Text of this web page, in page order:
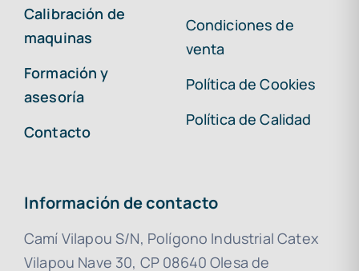
Calibración de
maquinas
Formación y
asesoría
Contacto
Condiciones de
venta
Política de Cookies
Política de Calidad
Información de contacto
Camí Vilapou S/N, Polígono Industrial Catex
Vilapou Nave 30, CP 08640 Olesa de